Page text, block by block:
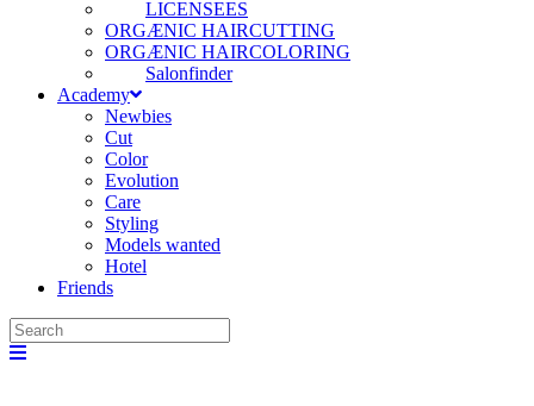
LICENSEES
ORGÆNIC HAIRCUTTING
ORGÆNIC HAIRCOLORING
Salonfinder
Academy
Newbies
Cut
Color
Evolution
Care
Styling
Models wanted
Hotel
Friends